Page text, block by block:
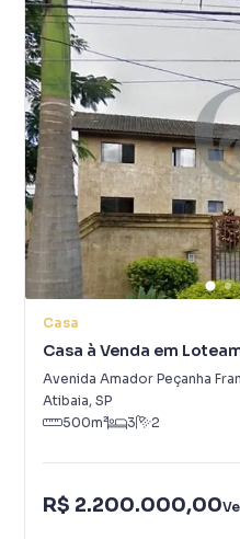
Casa
Casa à Venda em
Avenida Amador Peçanha
Atibaia, SP
500m² 3 2
R$ 2.200.000,00